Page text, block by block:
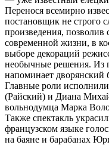
Перенося всемирно
постановщик не строго
произведения, позволив
современной жизни, в
выборе декораций
необычные решения. Из
напоминает дворянский
Главные роли
(Райский) и Диана
вольнодумца Марка
Также спектакль
французском языке
на баяне и барабанах